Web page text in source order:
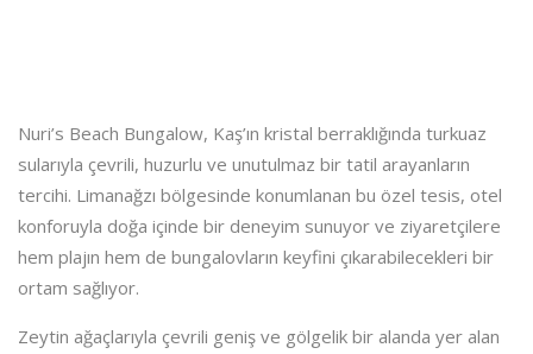
Nuri’s Beach Bungalow, Kaş’ın kristal berraklığında turkuaz
sularıyla çevrili, huzurlu ve unutulmaz bir tatil arayanların
tercihi. Limanağzı bölgesinde konumlanan bu özel tesis, otel
konforuyla doğa içinde bir deneyim sunuyor ve ziyaretçilere
hem plajın hem de bungalovların keyfini çıkarabilecekleri bir
ortam sağlıyor.
Zeytin ağaçlarıyla çevrili geniş ve gölgelik bir alanda yer alan